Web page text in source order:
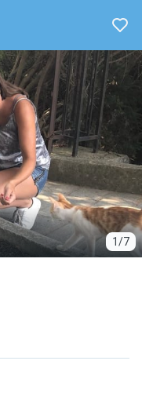
1/7